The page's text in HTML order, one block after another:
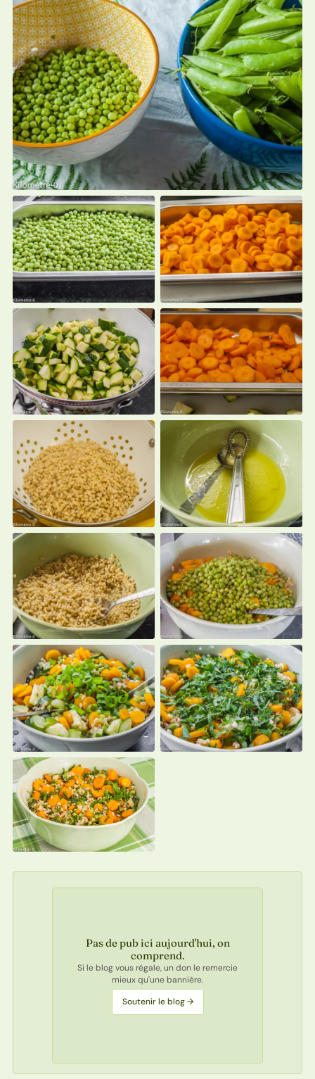
Pas de pub ici aujourd'hui, on
comprend.
Si le blog vous régale, un don le remercie
mieux qu'une bannière.
Soutenir le blog →